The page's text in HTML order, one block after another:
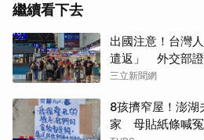
繼續看下去
出國注意！台灣
遣返」 外交部證
三立新聞網
8孩擠窄屋！澎湖
家 母貼紙條喊